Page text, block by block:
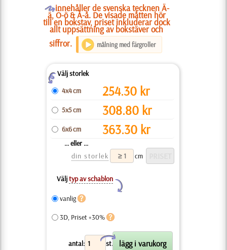
Oinnehåller de svenska tecknen Ä-
ä, Ö-ö & Å-å. De visade måtten hör
till en bokstav, priset inkluderar dock
allt uppsättning av bokstäver och
siffror.
målning med färgroller
ZVälj storlek
4x4 cm
254.30 kr
5x5 cm 308.80 kr
6x6 cm 363.30 kr
... eller ...
din storlek
cm
Väljtyp av schablon
Y
vanlig
3D, Priset +30%
antal: st.
X